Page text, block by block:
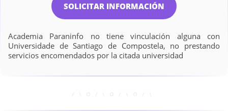
SOLICITAR INFORMACIÓN
Academia Paraninfo no tiene vinculación alguna con
Universidade de Santiago de Compostela, no prestando
servicios encomendados por la citada universidad